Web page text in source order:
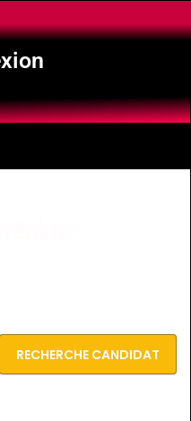
RECHERCHE CANDIDAT